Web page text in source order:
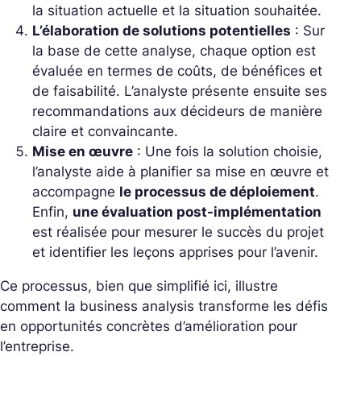
la situation actuelle et la situation souhaitée.
L’élaboration de solutions potentielles : Sur
la base de cette analyse, chaque option est
évaluée en termes de coûts, de bénéfices et
de faisabilité. L’analyste présente ensuite ses
recommandations aux décideurs de manière
claire et convaincante.
Mise en œuvre : Une fois la solution choisie,
l’analyste aide à planifier sa mise en œuvre et
accompagne le processus de déploiement.
Enfin, une évaluation post-implémentation
est réalisée pour mesurer le succès du projet
et identifier les leçons apprises pour l’avenir.
Ce processus, bien que simplifié ici, illustre
comment la business analysis transforme les défis
en opportunités concrètes d’amélioration pour
l’entreprise.